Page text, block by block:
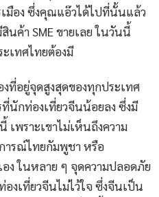
มือง ซึ่งคุณแอ๊วได้ไปที่นั้นแล้ว
นค้า SME ขายเลย ในวันนี้
เทศไทยต้องมี
ที่อยู่จุดสูงสุดของทุกประเทศ
นักท่องเที่ยวจีนน้อยลง ซึ่งมี
เพราะเขาไม่เห็นถึงความ
ารณ์ไทยกัมพูชา หรือ
ง ในหลาย ๆ จุดความปลอดภัย
งเที่ยวจีนไม่ไว้ใจ ซึ่งจีนเป็น